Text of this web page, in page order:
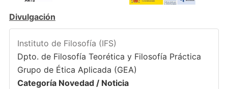
Divulgación
Instituto de Filosofía (IFS)
Dpto. de Filosofía Teorética y Filosofía Práctica
Grupo de Ética Aplicada (GEA)
Categoría Novedad / Noticia